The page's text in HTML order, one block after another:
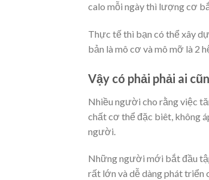
calo mỗi ngày thì lượng cơ
Thực tế thì bạn có thể xây
bản là mô cơ và mô mỡ là 2
Vậy có phải phải ai
Nhiều người cho rằng việc
chất cơ thể đặc biêt, không
người.
Những người mới bắt đầu
rất lớn và dễ dàng phát triển